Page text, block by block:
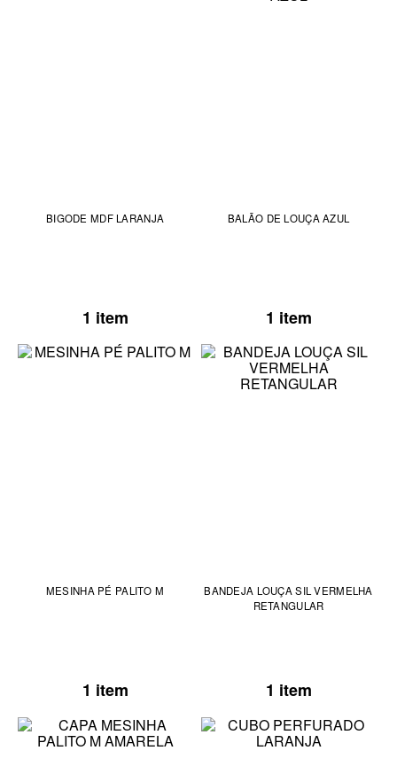
BIGODE MDF LARANJA
1 item
BALÃO DE LOUÇA AZUL
1 item
MESINHA PÉ PALITO M
1 item
BANDEJA LOUÇA SIL VERMELHA
RETANGULAR
1 item